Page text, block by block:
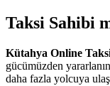
Taksi Sahibi
Kütahya Online
gücümüzden
daha fazla yolcuya